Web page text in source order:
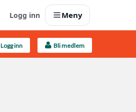
Logg inn Meny
Logg inn Bli medlem